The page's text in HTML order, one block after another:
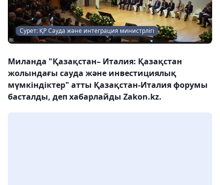
Сурет: ҚР Сауда және интеграция министрлігі
Миланда "Қазақстан– Италия: Қазақстан
жолындағы сауда және инвестициялық
мүмкіндіктер" атты Қазақстан-Италия форумы
басталды, деп хабарлайды Zakon.kz.